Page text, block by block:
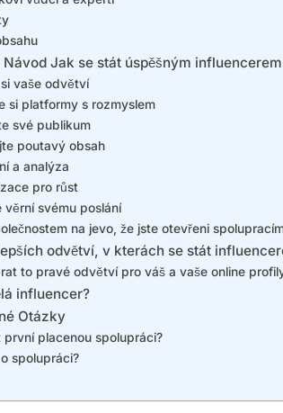
Jak se stát úspěšným
vaše odvětví
si platformy s rozmyslem
své publikum
poutavý obsah
a analýza
pro růst
věrní svému poslání
na jevo, že jste otevřeni
odvětví, v kterách se stát
to pravé odvětví pro váš a vaše online
influencer?
Otázky
placenou spolupráci?
spolupráci?